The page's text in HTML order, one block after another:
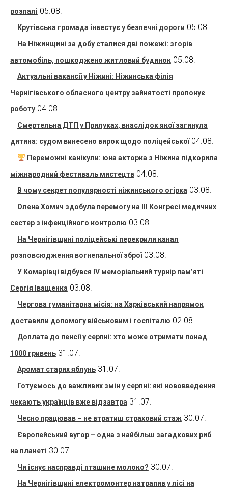
розпалі 05.08.
Крутівська громада інвестує у безпечні дороги 05.08.
На Ніжинщині за добу сталися дві пожежі: згорів
автомобіль, пошкоджено житловий будинок 05.08.
Актуальні вакансії у Ніжині: Ніжинська філія
Чернігівського обласного центру зайнятості пропонує
роботу 04.08.
Смертельна ДТП у Прилуках, внаслідок якої загинула
дитина: судом винесено вирок щодо поліцейської 04.08.
Переможні канікули: юна акторка з Ніжина підкорила
міжнародний фестиваль мистецтв 04.08.
В чому секрет популярності ніжинського огірка 03.08.
Олена Хомич здобула перемогу на ІІІ Конгресі медичних
сестер з інфекційного контролю 03.08.
На Чернігівщині поліцейські перекрили канал
розповсюдження вогнепальної зброї 03.08.
У Комарівці відбувся IV меморіальний турнір пам’яті
Сергія Іващенка 03.08.
Чергова гуманітарна місія: на Харківський напрямок
доставили допомогу військовим і госпіталю 02.08.
Доплата до пенсії у серпні: хто може отримати понад
1000 гривень 31.07.
Аромат старих яблунь 31.07.
Готуємось до важливих змін у серпні: які нововведення
чекають українців вже відзавтра 31.07.
Чесно працював – не втратиш страховий стаж 30.07.
Європейський вугор – одна з найбільш загадкових риб
на планеті 30.07.
Чи існує насправді пташине молоко? 30.07.
На Чернігівщині електромонтер натрапив у лісі на